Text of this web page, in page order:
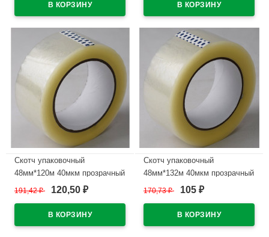
Скотч упаковочный
48мм*120м 40мкм прозрачный
арт.48120Н10 (Ст.36)
191,42₽ 120,50 ₽
Скотч упаковочный
48мм*132м 40мкм прозрачный
В наличии
170,73₽ 105 ₽